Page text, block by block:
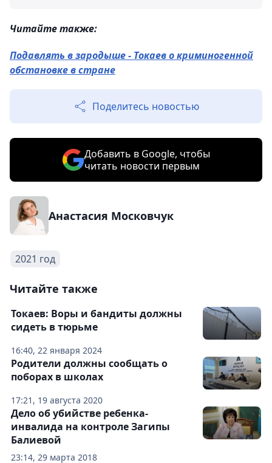
Читайте также:
Подавлять в зародыше - Токаев о криминогенной
обстановке в стране
Поделитесь новостью
Добавить в Google, чтобы
читать новости первым
Анастасия Московчук
2021 год
Читайте также
16:40, 22 января 2024
Токаев: Воры и бандиты должны
сидеть в тюрьме
17:21, 19 августа 2020
Родители должны сообщать о
поборах в школах
23:14, 29 марта 2018
Дело об убийстве ребенка-
инвалида на контроле Загипы
Балиевой